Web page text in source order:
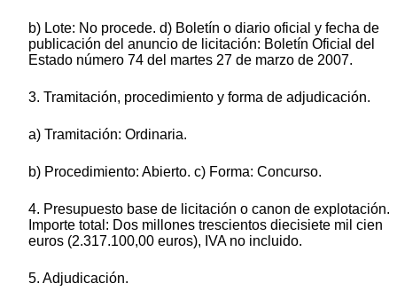
b) Lote: No procede. d) Boletín o diario oficial y fecha de
publicación del anuncio de licitación: Boletín Oficial del
Estado número 74 del martes 27 de marzo de 2007.
3. Tramitación, procedimiento y forma de adjudicación.
a) Tramitación: Ordinaria.
b) Procedimiento: Abierto. c) Forma: Concurso.
4. Presupuesto base de licitación o canon de explotación.
Importe total: Dos millones trescientos diecisiete mil cien
euros (2.317.100,00 euros), IVA no incluido.
5. Adjudicación.